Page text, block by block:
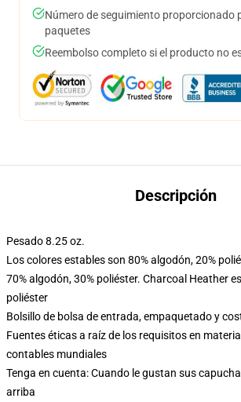
Número de seguimiento proporcionado
paquetes
Reembolso completo si el producto no
Descripción
Pesado 8.25 oz.
Los colores estables son 80% algodón, 20%
70% algodón, 30% poliéster. Charcoal Heather
poliéster
Bolsillo de bolsa de entrada, empaquetado y
Fuentes éticas a raíz de los requisitos en
contables mundiales
Tenga en cuenta: Cuando le gustan sus
arriba